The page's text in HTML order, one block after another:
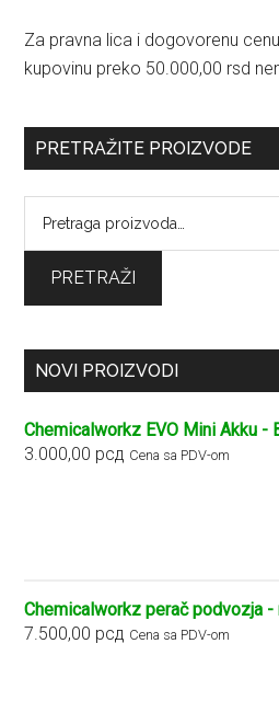
Za pravna lica i dogovorenu
kupovinu preko 50.000,00 rsd
PRETRAŽITE PROIZVODE
PRETRAŽI
NOVI PROIZVODI
Chemicalworkz EVO Mini Akku -
3.000,00 рсд Cena sa PDV-om
Chemicalworkz perač podvozja -
7.500,00 рсд Cena sa PDV-om